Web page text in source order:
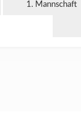
1. Mannschaft